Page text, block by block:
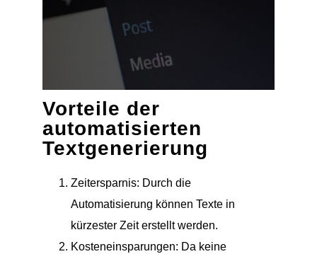
Vorteile der
automatisierten
Textgenerierung
Zeitersparnis: Durch die
Automatisierung können Texte in
kürzester Zeit erstellt werden.
Kosteneinsparungen: Da keine